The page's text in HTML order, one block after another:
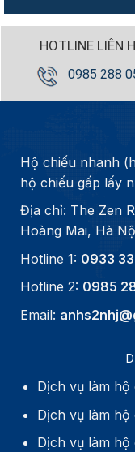
HOTLINE LIÊN
0985 288
Hộ chiếu nhanh
hộ chiếu gấp lấy
Địa chỉ: The Zen
Hoàng Mai, Hà
Hotline 1: 0933
Hotline 2: 0985
Email:
Dịch vụ làm hộ
Dịch vụ làm hộ
Dịch vụ làm